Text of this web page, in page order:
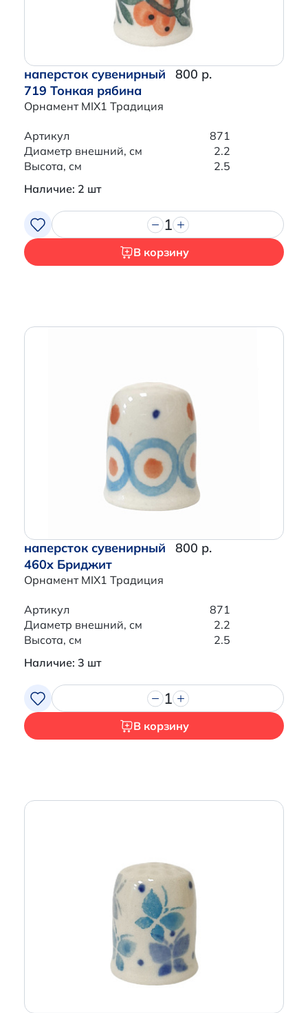
наперсток сувенирный
719 Тонкая рябина
Орнамент MIX1 Традиция
800 р.
Артикул
871
Диаметр внешний, см
2.2
Высота, см
2.5
Наличие: 2 шт
1
В корзину
наперсток сувенирный
460x Бриджит
Орнамент MIX1 Традиция
800 р.
Артикул
871
Диаметр внешний, см
2.2
Высота, см
2.5
Наличие: 3 шт
1
В корзину